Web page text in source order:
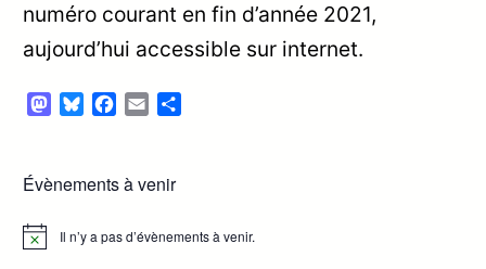
numéro courant en fin d’année 2021,
aujourd’hui accessible sur internet.
Mastodon
BlueskyFacebook
Email
Évènements à venir
Notice Il n’y a pas d’évènements à venir.